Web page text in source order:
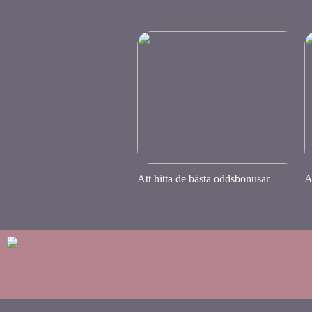
Att hitta de bästa oddsbonusar